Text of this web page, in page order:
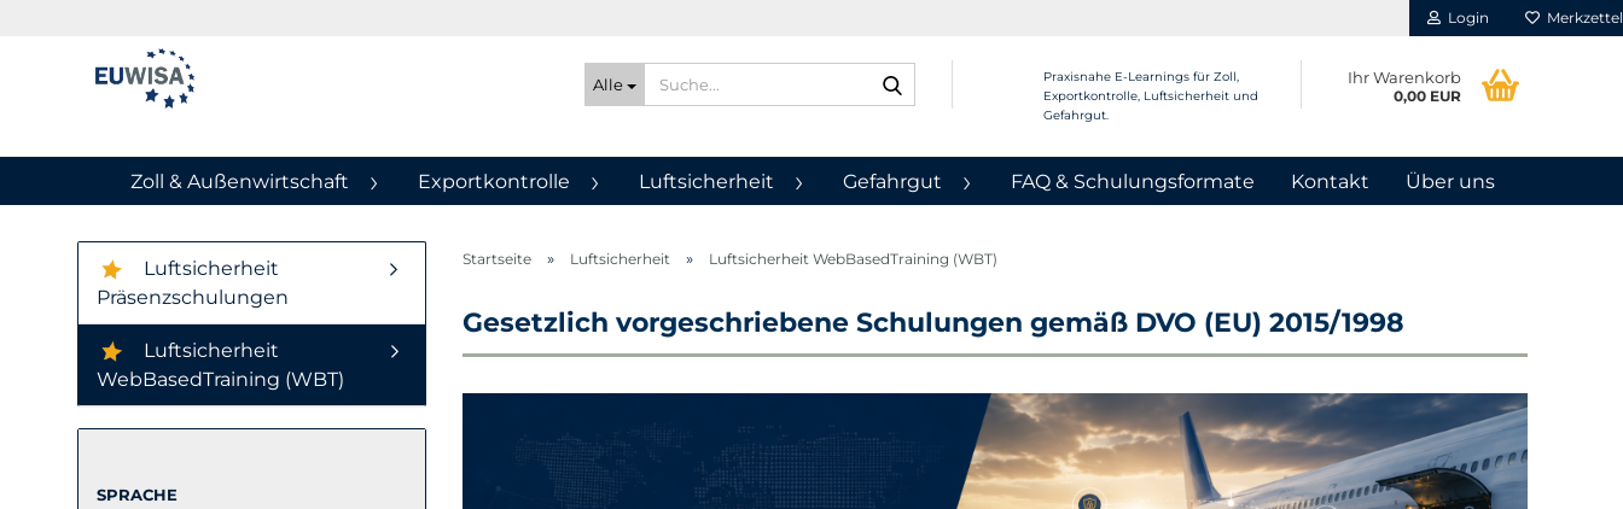
Login Merkzettel
Alle
Praxisnahe E-Learnings für Zoll,
Exportkontrolle, Luftsicherheit und
Gefahrgut.
Ihr Warenkorb
0,00 EUR
Zoll & Außenwirtschaft Exportkontrolle Luftsicherheit Gefahrgut FAQ & Schulungsformate Kontakt Über uns
Startseite » Luftsicherheit » Luftsicherheit WebBasedTraining (WBT)
Gesetzlich vorgeschriebene Schulungen gemäß DVO (EU) 2015/1998
Luftsicherheit
Präsenzschulungen
Luftsicherheit
WebBasedTraining (WBT)
SPRACHE
SPRACHE